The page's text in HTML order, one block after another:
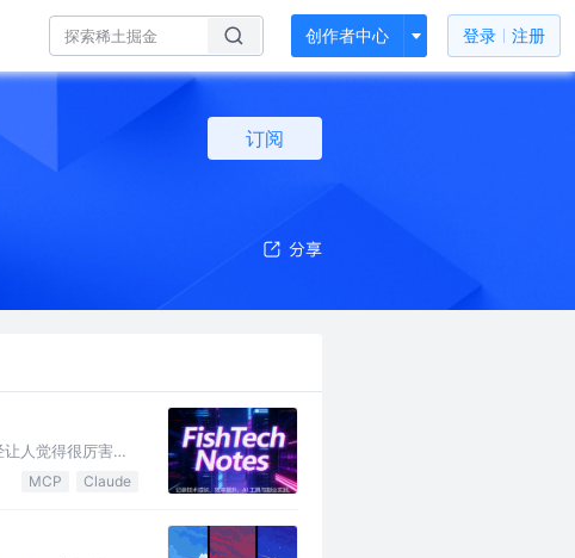
创作者中心 登录 注册
订阅
人觉得很厉害
MCP Claude